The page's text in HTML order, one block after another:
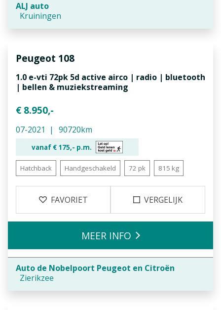
ALJ auto
Kruiningen
Peugeot 108
1.0 e-vti 72pk 5d active airco | radio | bluetooth
| bellen & muziekstreaming
€ 8.950,-
07-2021 90720km
vanaf € 175,- p.m.
Hatchback Handgeschakeld 72 pk 815 kg
FAVORIET VERGELIJK
Auto de Nobelpoort Peugeot en Citroën
Zierikzee
MEER INFO